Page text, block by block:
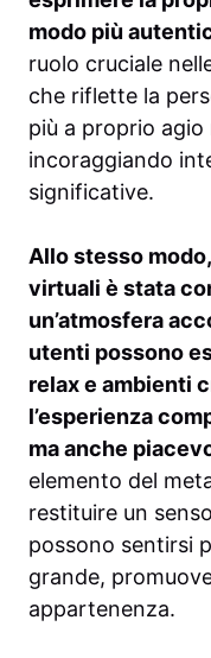
modo più
ruolo cruciale
che riflette la
più a proprio agio
incoraggiando
significative.
Allo stesso
virtuali è stata
un’atmosfera
utenti possono
relax e ambienti
l’esperienza
ma anche
elemento del
restituire un
possono sentirsi
grande,
appartenenza.